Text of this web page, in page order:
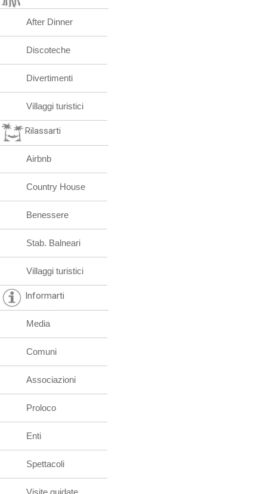
After Dinner
Discoteche
Divertimenti
Villaggi turistici
Rilassarti
Airbnb
Country House
Benessere
Stab. Balneari
Villaggi turistici
Informarti
Media
Comuni
Associazioni
Proloco
Enti
Spettacoli
Visite guidate